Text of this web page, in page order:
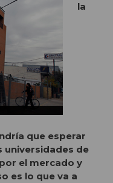
la
que esperar
universidades de
el mercado y
es lo que va a